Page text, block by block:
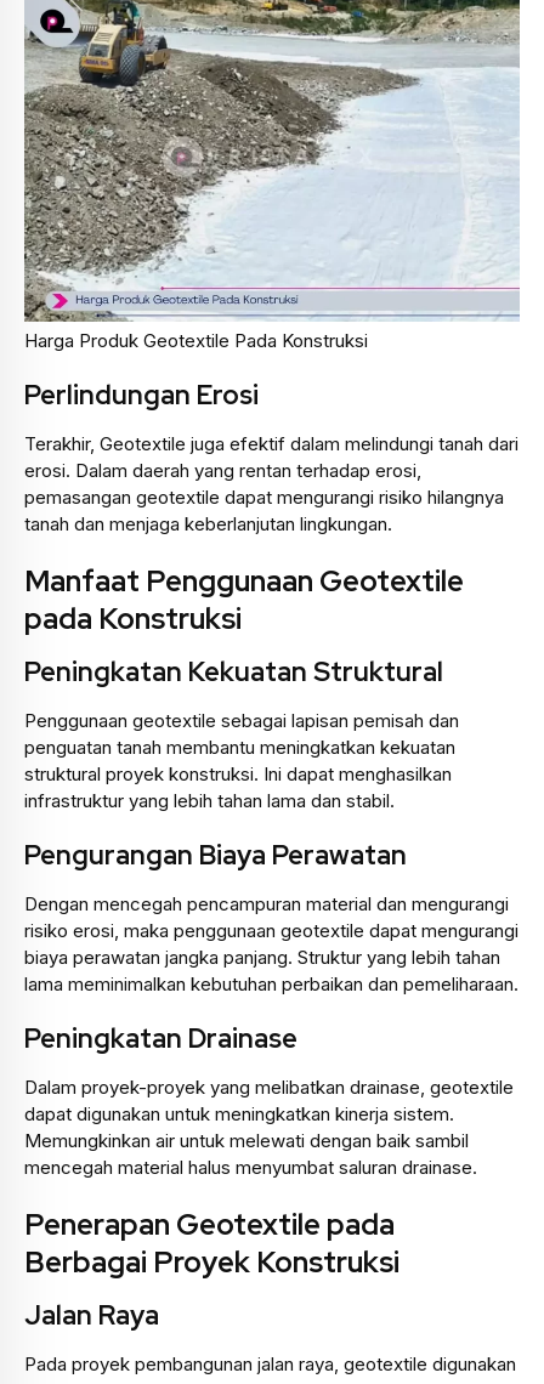
Harga Produk Geotextile Pada Konstruksi
Perlindungan Erosi
Terakhir, Geotextile juga efektif dalam melindungi tanah dari
erosi. Dalam daerah yang rentan terhadap erosi,
pemasangan geotextile dapat mengurangi risiko hilangnya
tanah dan menjaga keberlanjutan lingkungan.
Manfaat Penggunaan Geotextile
pada Konstruksi
Peningkatan Kekuatan Struktural
Penggunaan geotextile sebagai lapisan pemisah dan
penguatan tanah membantu meningkatkan kekuatan
struktural proyek konstruksi. Ini dapat menghasilkan
infrastruktur yang lebih tahan lama dan stabil.
Pengurangan Biaya Perawatan
Dengan mencegah pencampuran material dan mengurangi
risiko erosi, maka penggunaan geotextile dapat mengurangi
biaya perawatan jangka panjang. Struktur yang lebih tahan
lama meminimalkan kebutuhan perbaikan dan pemeliharaan.
Peningkatan Drainase
Dalam proyek-proyek yang melibatkan drainase, geotextile
dapat digunakan untuk meningkatkan kinerja sistem.
Memungkinkan air untuk melewati dengan baik sambil
mencegah material halus menyumbat saluran drainase.
Penerapan Geotextile pada
Berbagai Proyek Konstruksi
Jalan Raya
Pada proyek pembangunan jalan raya, geotextile digunakan